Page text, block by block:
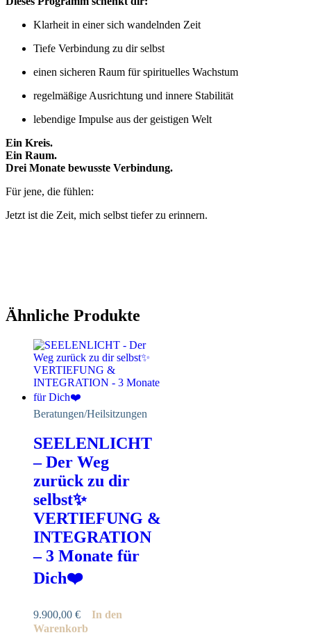
Klarheit in einer sich wandelnden Zeit
Tiefe Verbindung zu dir selbst
einen sicheren Raum für spirituelles Wachstum
regelmäßige Ausrichtung und innere Stabilität
lebendige Impulse aus der geistigen Welt
Ein Kreis.
Ein Raum.
Drei Monate bewusste Verbindung.
Für jene, die fühlen:
Jetzt ist die Zeit, mich selbst tiefer zu erinnern.
Ähnliche Produkte
Beratungen/Heilsitzungen
SEELENLICHT
– Der Weg
zurück zu dir
selbst✨
VERTIEFUNG &
INTEGRATION
– 3 Monate für
Dich❤️
9.900,00 €
In den
Warenkorb